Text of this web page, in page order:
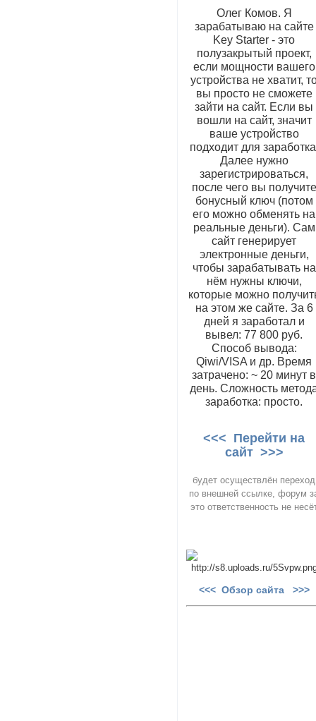
Олег Комов. Я
зарабатываю на сайте
Key Starter - это
полузакрытый проект,
если мощности вашего
устройства не хватит,
вы просто не сможете
зайти на сайт. Если вы
вошли на сайт, значит
ваше устройство
подходит для
Далее нужно
зарегистрироваться,
после чего вы получите
бонусный ключ (потом
его можно обменять на
реальные деньги). Сам
сайт генерирует
электронные деньги,
чтобы зарабатывать на
нём нужны ключи,
которые можно
на этом же сайте. За 6
дней я заработал и
вывел: 77 800 руб.
Способ вывода:
Qiwi/VISA и др. Время
затрачено: ~ 20 минут в
день. Сложность
заработка: просто.
<<< Перейти на
сайт >>>
будет осуществлён переход
по внешней ссылке, форум
это ответственность не
<<< Обзор сайта >>>